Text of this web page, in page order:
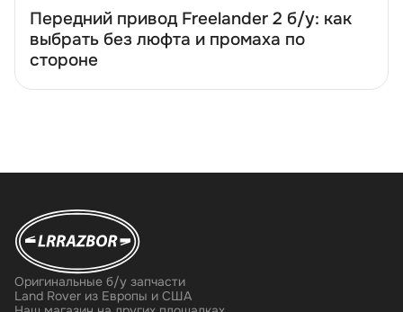
Передний привод Freelander 2 б/у: как
ыбрать без люфта и промаха по
стороне
Оригинальные б/у запчасти
Land Rover из Европы и США